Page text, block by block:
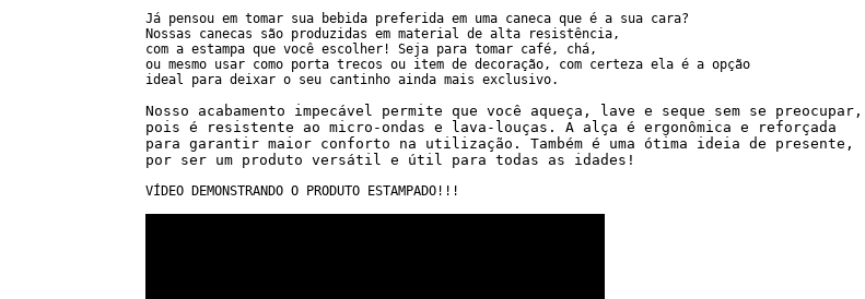
Já pensou em tomar sua bebida preferida em uma caneca que é a sua cara?
Nossas canecas são produzidas em material de alta resistência,
com a estampa que você escolher! Seja para tomar café, chá,
ou mesmo usar como porta trecos ou item de decoração, com certeza ela é a opção
ideal para deixar o seu cantinho ainda mais exclusivo.
Nosso acabamento impecável permite que você aqueça, lave e seque sem se preocupar,
pois é resistente ao micro-ondas e lava-louças. A alça é ergonômica e reforçada
para garantir maior conforto na utilização. Também é uma ótima ideia de presente,
por ser um produto versátil e útil para todas as idades!
VÍDEO DEMONSTRANDO O PRODUTO ESTAMPADO!!!